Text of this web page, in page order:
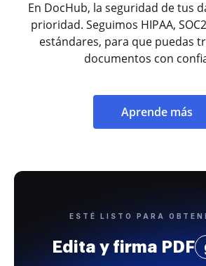
En DocHub, la seguridad de tus
prioridad. Seguimos HIPAA,
estándares, para que puedas
documentos con
Aprende más
ESTÉ LISTO PARA
Edita y firma PDF